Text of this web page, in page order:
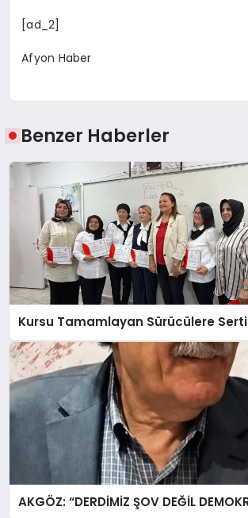
[ad_2]
Afyon Haber
Benzer Haberler
Kursu Tamamlayan Sürücülere
AKGÖZ: “DERDİMİZ ŞOV DEĞİL